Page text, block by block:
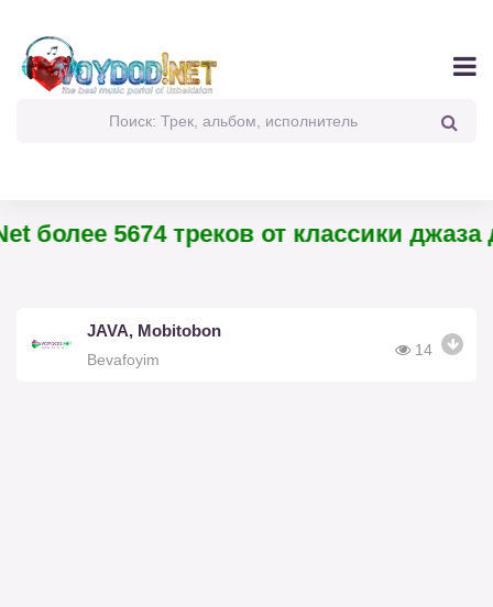
более 5674 треков от классики джаза
JAVA, Mobitobon
Bevafoyim
14